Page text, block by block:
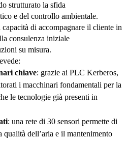
strutturato la sfida
e del controllo ambientale.
di accompagnare il cliente in
consulenza iniziale
su misura.
chiave: grazie ai PLC Kerberos,
i macchinari fondamentali per la
le tecnologie già presenti in
: una rete di 30 sensori permette di
qualità dell’aria e il mantenimento